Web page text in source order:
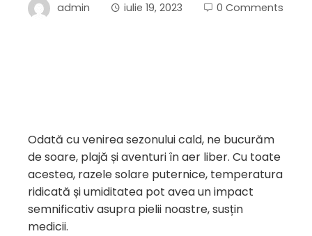
admin iulie 19, 2023 0 Comments
Odată cu venirea sezonului cald, ne bucurăm
de soare, plajă și aventuri în aer liber. Cu toate
acestea, razele solare puternice, temperatura
ridicată și umiditatea pot avea un impact
semnificativ asupra pielii noastre, susțin
medicii.